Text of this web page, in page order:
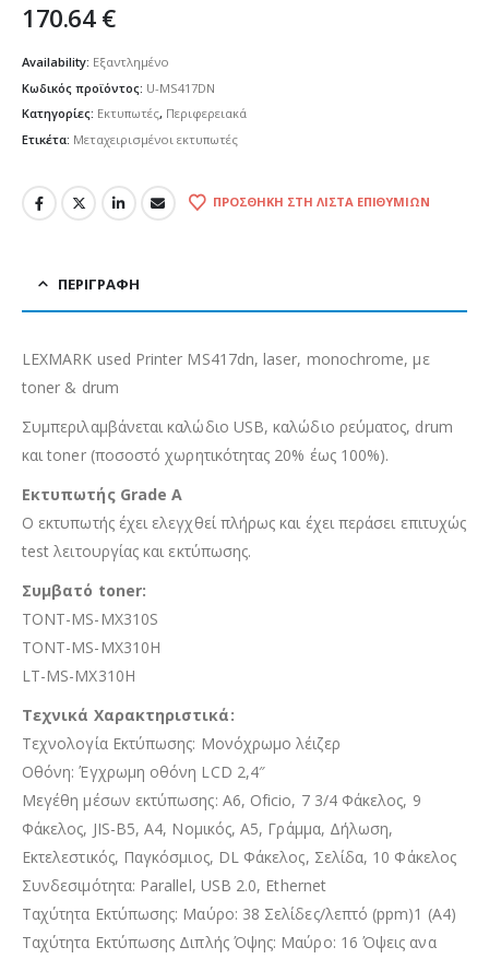
170.64€
Availability: Εξαντλημένο
Κωδικός προϊόντος: U-MS417DN
Κατηγορίες: Εκτυπωτές, Περιφερειακά
Ετικέτα: Μεταχειρισμένοι εκτυπωτές
ΠΡΟΣΘΉΚΗ ΣΤΗ ΛΊΣΤΑ ΕΠΙΘΥΜΙΏΝ
ΠΕΡΙΓΡΑΦΉ
LEXMARK used Printer MS417dn, laser, monochrome, με
toner & drum
Συμπεριλαμβάνεται καλώδιο USB, καλώδιο ρεύματος, drum
και toner (ποσοστό χωρητικότητας 20% έως 100%).
Εκτυπωτής Grade A
Ο εκτυπωτής έχει ελεγχθεί πλήρως και έχει περάσει επιτυχώς
test λειτουργίας και εκτύπωσης.
Συμβατό toner:
TONT-MS-MX310S
TONT-MS-MX310H
LT-MS-MX310H
Τεχνικά Χαρακτηριστικά:
Τεχνολογία Εκτύπωσης: Μονόχρωμο λέιζερ
Οθόνη: Έγχρωμη οθόνη LCD 2,4″
Μεγέθη μέσων εκτύπωσης: A6, Oficio, 7 3/4 Φάκελος, 9
Φάκελος, JIS-B5, A4, Νομικός, A5, Γράμμα, Δήλωση,
Εκτελεστικός, Παγκόσμιος, DL Φάκελος, Σελίδα, 10 Φάκελος
Συνδεσιμότητα: Parallel, USB 2.0, Ethernet
Ταχύτητα Εκτύπωσης: Μαύρο: 38 Σελίδες/λεπτό (ppm)1 (A4)
Ταχύτητα Εκτύπωσης Διπλής Όψης: Μαύρο: 16 Όψεις ανα